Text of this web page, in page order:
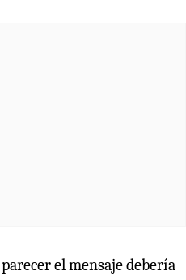
el mensaje debería